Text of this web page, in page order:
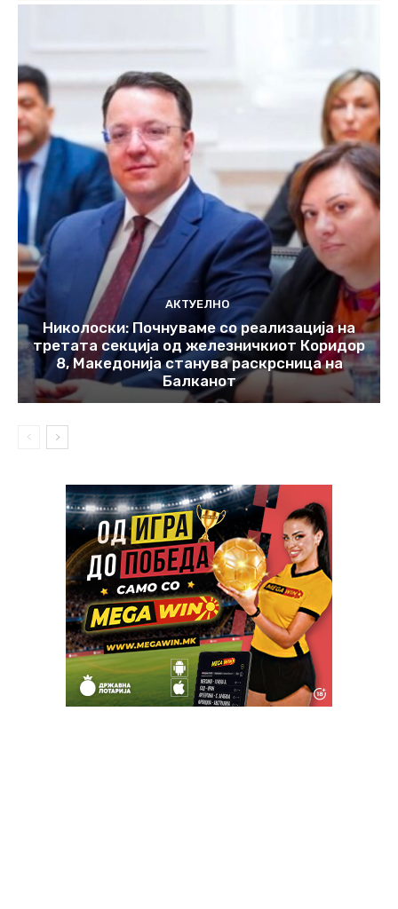
АКТУЕЛНО
Николоски: Почнуваме со реализација на
третата секција од железничкиот Коридор
8, Македонија станува раскрсница на
Балканот